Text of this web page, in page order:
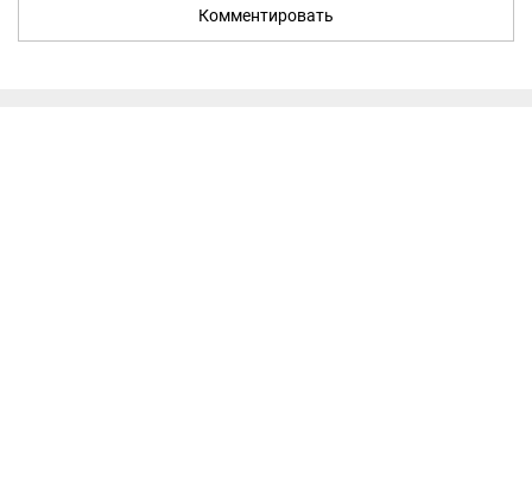
Комментировать